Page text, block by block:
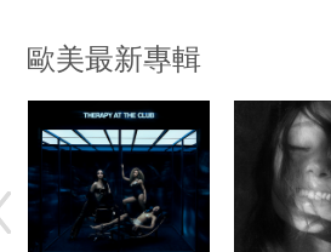
歐美最新專輯